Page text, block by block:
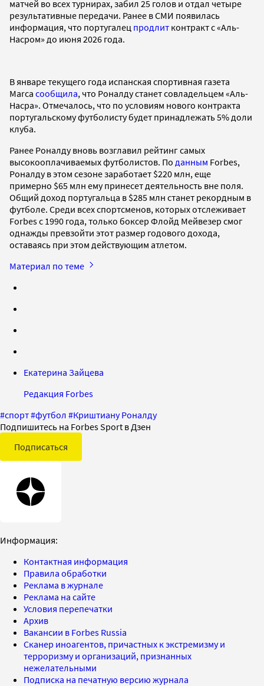
матчей во всех турнирах, забил 25 голов и отдал четыре
результативные передачи. Ранее в СМИ появилась
информация, что португалец продлит контракт с «Аль-
Насром» до июня 2026 года.
В январе текущего года испанская спортивная газета
Marca сообщила, что Роналду станет совладельцем «Аль-
Насра». Отмечалось, что по условиям нового контракта
португальскому футболисту будет принадлежать 5% доли
клуба.
Ранее Роналду вновь возглавил рейтинг самых
высокооплачиваемых футболистов. По данным Forbes,
Роналду в этом сезоне заработает $220 млн, еще
примерно $65 млн ему принесет деятельность вне поля.
Общий доход португальца в $285 млн станет рекордным в
футболе. Среди всех спортсменов, которых отслеживает
Forbes с 1990 года, только боксер Флойд Мейвезер смог
однажды превзойти этот размер годового дохода,
оставаясь при этом действующим атлетом.
Материал по теме
Екатерина Зайцева
Редакция Forbes
#спорт#футбол #Криштиану Роналду
Подпишитесь на Forbes Sport в Дзен
Подписаться
Информация:
Контактная информация
Правила обработки
Реклама в журнале
Реклама на сайте
Условия перепечатки
Архив
Вакансии в Forbes Russia
Сканер иноагентов, причастных к экстремизму и
терроризму и организаций, признанных
нежелательными
Подписка на печатную версию журнала